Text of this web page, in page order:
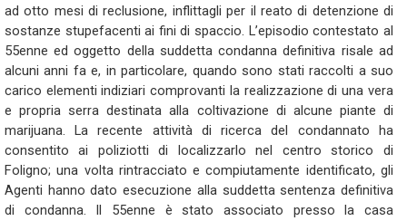
ad otto mesi di reclusione, inflittagli per il reato di detenzione di
sostanze stupefacenti ai fini di spaccio. L’episodio contestato al
55enne ed oggetto della suddetta condanna definitiva risale ad
alcuni anni fa e, in particolare, quando sono stati raccolti a suo
carico elementi indiziari comprovanti la realizzazione di una vera
e propria serra destinata alla coltivazione di alcune piante di
marijuana. La recente attività di ricerca del condannato ha
consentito ai poliziotti di localizzarlo nel centro storico di
Foligno; una volta rintracciato e compiutamente identificato, gli
Agenti hanno dato esecuzione alla suddetta sentenza definitiva
di condanna. Il 55enne è stato associato presso la casa